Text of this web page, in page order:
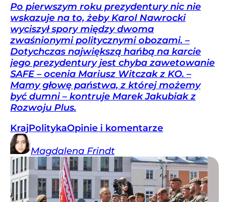
Po pierwszym roku prezydentury nic nie
wskazuje na to, żeby Karol Nawrocki
wyciszył spory między dwoma
zwaśnionymi politycznymi obozami. –
Dotychczas największą hańbą na karcie
jego prezydentury jest chyba zawetowanie
SAFE – ocenia Mariusz Witczak z KO. –
Mamy głowę państwa, z której możemy
być dumni – kontruje Marek Jakubiak z
Rozwoju Plus.
KrajPolitykaOpinie i komentarze
Magdalena Frindt